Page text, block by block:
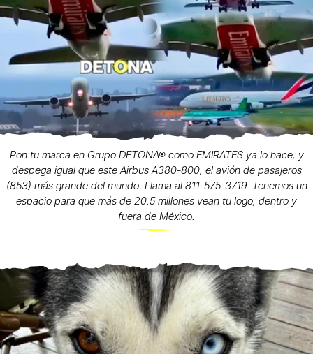
Pon tu marca en Grupo DETONA® como EMIRATES ya lo hace, y
despega igual que este Airbus A380-800, el avión de pasajeros
(853) más grande del mundo. Llama al 811-575-3719. Tenemos un
espacio para que más de 20.5 millones vean tu logo, dentro y
fuera de México.